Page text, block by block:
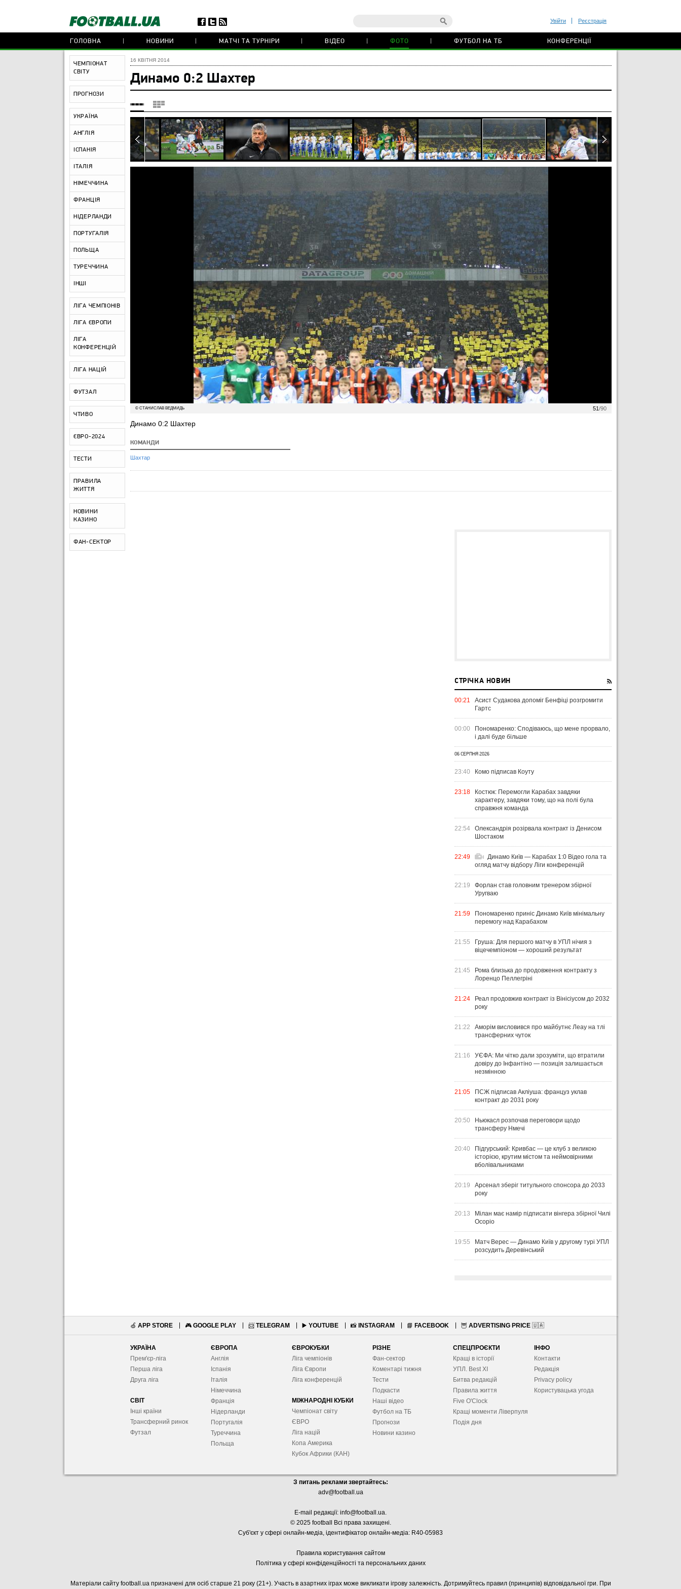
Увійти Реєстрація
ГОЛОВНА НОВИНИ МАТЧІ ТА ТУРНІРИ ВІДЕО ФОТО ФУТБОЛ НА ТБ КОНФЕРЕНЦІЇ
ЧЕМПІОНАТ
СВІТУ
ПРОГНОЗИ
УКРАЇНА
АНГЛІЯ
ІСПАНІЯ
ІТАЛІЯ
НІМЕЧЧИНА
ФРАНЦІЯ
НІДЕРЛАНДИ
ПОРТУГАЛІЯ
ПОЛЬЩА
ТУРЕЧЧИНА
ІНШІ
ЛІГА ЧЕМПІОНІВ
ЛІГА ЄВРОПИ
ЛІГА
КОНФЕРЕНЦІЙ
ЛІГА НАЦІЙ
ФУТЗАЛ
ЧТИВО
ЄВРО-2024
ТЕСТИ
ПРАВИЛА
ЖИТТЯ
НОВИНИ
КАЗИНО
ФАН-СЕКТОР
16 КВІТНЯ 2014
Динамо 0:2 Шахтер
51/90
© СТАНИСЛАВ ВЕДМИДЬ
Динамо 0:2 Шахтер
КОМАНДИ
Шахтар
СТРІЧКА НОВИН
00:21
Асист Судакова допоміг Бенфіці розгромити
Гартс
00:00
Пономаренко: Сподіваюсь, що мене прорвало,
і далі буде більше
06 СЕРПНЯ 2026
23:40 Комо підписав Коуту
23:18
Костюк: Перемогли Карабах завдяки
характеру, завдяки тому, що на полі була
справжня команда
22:54
Олександрія розірвала контракт із Денисом
Шостаком
22:49
Динамо Київ — Карабах 1:0 Відео гола та
огляд матчу відбору Ліги конференцій
22:19
Форлан став головним тренером збірної
Уругваю
21:59
Пономаренко приніс Динамо Київ мінімальну
перемогу над Карабахом
21:55
Груша: Для першого матчу в УПЛ нічия з
віцечемпіоном — хороший результат
21:45
Рома близька до продовження контракту з
Лоренцо Пеллегріні
21:24
Реал продовжив контракт із Вінісіусом до 2032
року
21:22
Аморім висловився про майбутнє Леау на тлі
трансферних чуток
21:16
УЄФА: Ми чітко дали зрозуміти, що втратили
довіру до Інфантіно — позиція залишається
незмінною
21:05
ПСЖ підписав Акліуша: француз уклав
контракт до 2031 року
20:50
Ньюкасл розпочав переговори щодо
трансферу Нмечі
20:40
Підгурський: Кривбас — це клуб з великою
історією, крутим містом та неймовірними
вболівальниками
20:19
Арсенал зберіг титульного спонсора до 2033
року
20:13
Мілан має намір підписати вінгера збірної Чилі
Осоріо
19:55
Матч Верес — Динамо Київ у другому турі УПЛ
розсудить Деревінський
🍏 APP STORE 🎮 GOOGLE PLAY 📨 TELEGRAM ▶️ YOUTUBE 📸 INSTAGRAM 📘 FACEBOOK 🦉 ADVERTISING PRICE 🇺🇦
УКРАЇНА
Прем'єр-ліга
Перша ліга
Друга ліга
СВІТ
Інші країни
Трансферний ринок
Футзал
ЄВРОПА
Англія
Іспанія
Італія
Німеччина
Франція
Нідерланди
Португалія
Туреччина
Польща
ЄВРОКУБКИ
Ліга чемпіонів
Ліга Європи
Ліга конференцій
МІЖНАРОДНІ КУБКИ
Чемпіонат світу
ЄВРО
Ліга націй
Копа Америка
Кубок Африки (КАН)
РІЗНЕ
Фан-сектор
Коментарі тижня
Тести
Подкасти
Наші відео
Футбол на ТБ
Прогнози
Новини казино
СПЕЦПРОЄКТИ
Кращі в історії
УПЛ. Best XІ
Битва редакцій
Правила життя
Five O'Clock
Кращі моменти Ліверпуля
Подія дня
ІНФО
Контакти
Редакція
Privacy policy
Користувацька угода
З питань реклами звертайтесь:
adv@football.ua
E-mail редакції: info@football.ua.
© 2025 football Всі права захищені.
Суб'єкт у сфері онлайн-медіа, ідентифікатор онлайн-медіа: R40-05983
Правила користування сайтом
Політика у сфері конфіденційності та персональних даних
Матеріали сайту football.ua призначені для осіб старше 21 року (21+). Участь в азартних іграх може викликати ігрову залежність. Дотримуйтесь правил (принципів) відповідальної гри. При